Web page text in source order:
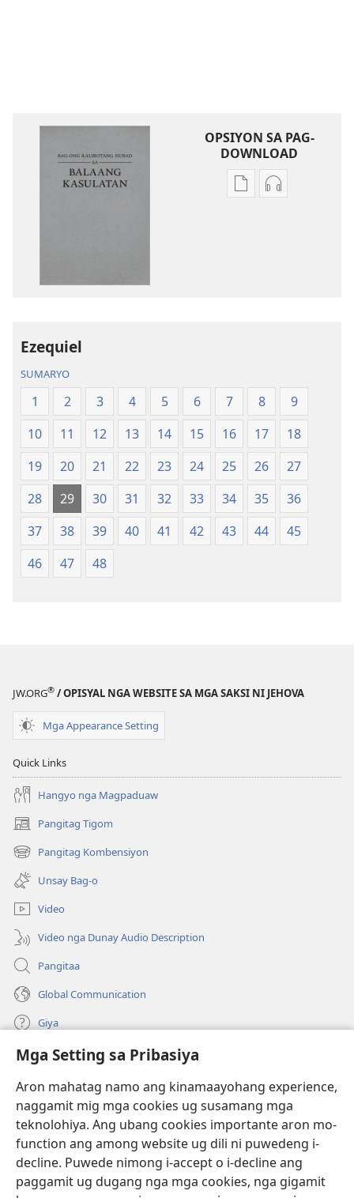
Mga Setting sa Pribasiya
Aron mahatag namo ang kinamaayohang experience,
naggamit mig mga cookies ug susamang mga
teknolohiya. Ang ubang cookies importante aron mo-
function ang among website ug dili ni puwedeng i-
decline. Puwede nimong i-accept o i-decline ang
paggamit ug dugang nga mga cookies, nga gigamit
OPSIYON SA PAG-
DOWNLOAD
Opsiyon
Balaang
Kasulatan
(Gihubad
Gikan
sa
2013
nga
Rebisadong
Holy
Scriptures)
Opsiyon
Balaang
Kasulatan
(Gihubad
Gikan
sa
2013
nga
Rebisadong
Holy
Ezequiel
SUMARYO
1 2 3 4 5 6 7 8
9
10
11 12 13 14 15 16 17
18
19
20 21 22 23 24 25 26
27
28
29 30 31 32 33 34 35
36
37
38 39 40 41 42 43 44
45
46
47 48
JW.ORG® / OPISYAL NGA WEBSITE SA MGA SAKSI NI JEHOVA
Mga Appearance Setting
Quick Links
Hangyo nga Magpaduaw
Pangitag Tigom
(mo-
open
ug
bag-
ong
window)
Pangitag Kombensiyon
(mo-
open
ug
bag-
ong
window)
Unsay Bag-o
Video
Video nga Dunay Audio Description
Pangitaa
Global Communication
Giya
Donasyon
(mo-
open
bag-
ong
window)
Watchtower ONLINE NGA LIBRARYA
(mo-
open
ug
bag-
window)
JW Hub
(mo-
open
ug
bag-
JW Library